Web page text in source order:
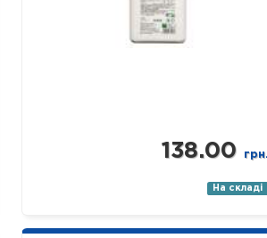
138.00 грн.
На складі